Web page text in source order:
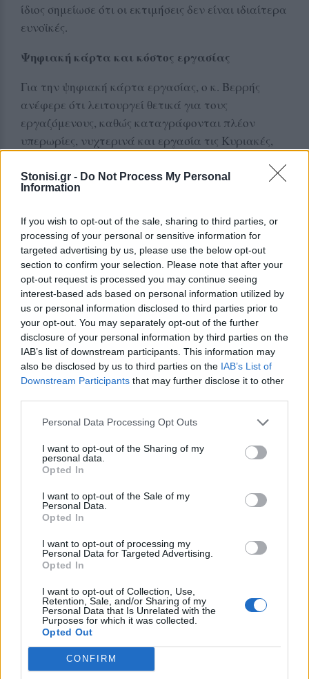
Stonisi.gr - Do Not Process My Personal
Information
If you wish to opt-out of the sale, sharing to third parties, or
processing of your personal or sensitive information for
targeted advertising by us, please use the below opt-out
section to confirm your selection. Please note that after your
opt-out request is processed you may continue seeing
interest-based ads based on personal information utilized by
us or personal information disclosed to third parties prior to
your opt-out. You may separately opt-out of the further
disclosure of your personal information by third parties on the
IAB’s list of downstream participants. This information may
also be disclosed by us to third parties on the IAB’s List of
Downstream Participants that may further disclose it to other
Personal Data Processing Opt Outs
I want to opt-out of the Sharing of my
personal data.
Opted In
I want to opt-out of the Sale of my
Personal Data.
Opted In
I want to opt-out of processing my
Personal Data for Targeted Advertising.
Opted In
I want to opt-out of Collection, Use,
Retention, Sale, and/or Sharing of my
Personal Data that Is Unrelated with the
Purposes for which it was collected.
Opted Out
CONFIRM
ίδιος σημείωσε ότι οι εκτιμήσεις δεν είναι ιδιαίτερα
ευνοϊκές.
Ψηφιακή κάρτα και κόστος εργασίας
Για την ψηφιακή κάρτα εργασίας, ο κ. Βερρής
ανέφερε ότι λειτουργεί θετικά για τους
εργαζόμενους, καθώς καταγράφονται πλέον
υπερωρίες, νυχτερινά και εργασία τις Κυριακές,
δηλώνονταν. Ωστόσο, υπογράμμισε ότι η εξέλιξη
αυτή αυξάνει σημαντικά το μισθολογικό κόστος
Όπως εξήγησε, το μεγάλο πρόβλημα δεν είναι μόνο
ο μισθός του εργαζομένου, αλλά κυρίως το μη
μισθολογικό κόστος, δηλαδή οι ασφαλιστικές
εισφορές. Τόνισε ότι πολλές επιχειρήσεις
συσσωρεύουν χρέη σε ασφαλιστικούς φορείς, ενώ
αναμένεται ακόμη η νομοθέτηση της ρύθμισης των
72 δόσεων.
Λουκέτα και δυσκολίες στον τουρισμό
αγορά, κυρίως λόγω της αύξησης του ενεργειακού
κόστους, των λειτουργικών εξόδων και της
μειωμένης κατανάλωσης. Εκτίμησε ότι η πιο
επιχειρήσεων στη Λέσβο θα φανεί τον Οκτώβριο,
μετά την ολοκλήρωση της τουριστικής περιόδου.
Για τον τουρισμό σημείωσε πως στη Λέσβο δεν
υπάρχει μεγάλο πρόβλημα εξεύρεσης προσωπικού,
ωστόσο υπάρχει δυσκολία στην εύρεση
εξειδικευμένων εργαζομένων. Αναφέρθηκε επίσης
στη μείωση της μαύρης εργασίας μετά την επιβολή
των υψηλών προστίμων, σημειώνοντας ότι πλέον
το μεγαλύτερο πρόβλημα είναι η υποδηλωμένη